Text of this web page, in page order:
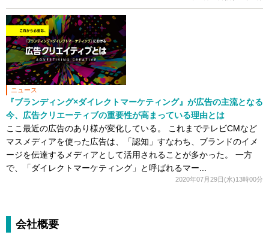
ニュース
『ブランディング×ダイレクトマーケティング』が広告の主流となる
今、広告クリエーティブの重要性が高まっている理由とは
ここ最近の広告のあり様が変化している。 これまでテレビCMなど
マスメディアを使った広告は、「認知」すなわち、ブランドのイメ
ージを伝達するメディアとして活用されることが多かった。 一方
で、「ダイレクトマーケティング」と呼ばれるマー...
2020年07月29日(水)13時00分
会社概要